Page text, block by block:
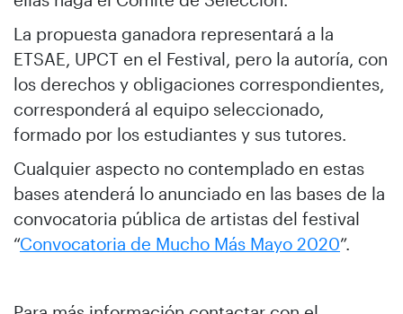
La propuesta ganadora representará a la
ETSAE, UPCT en el Festival, pero la autoría, con
los derechos y obligaciones correspondientes,
corresponderá al equipo seleccionado,
formado por los estudiantes y sus tutores.
Cualquier aspecto no contemplado en estas
bases atenderá lo anunciado en las bases de la
convocatoria pública de artistas del festival
“Convocatoria de Mucho Más Mayo 2020”.